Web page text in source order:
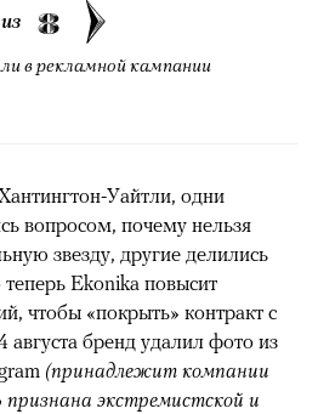
из 8
в рекламной кампании
Уайтли, одни
вопросом, почему нельзя
звезду, другие делились
Ekonika повысит
чтобы «покрыть» контракт с
бренд удалил фото из
(принадлежит компании
признана экстремистской и